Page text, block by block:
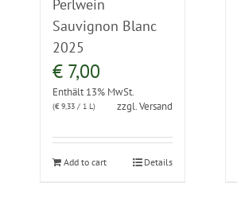
Perlwein
Sauvignon Blanc
2025
€ 7,00
Enthält 13% MwSt.
(€ 9,33 / 1 L) zzgl.Versand
Add to cart Details